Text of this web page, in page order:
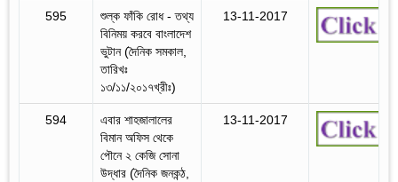
595
শুল্ক ফাঁকি রোধ - তথ্য
বিনিময় করবে বাংলাদেশ
ভুটান (দৈনিক সমকাল,
তারিখঃ
১৩/১১/২০১৭খ্রীঃ)
13-11-2017
594
এবার শাহজালালের
বিমান অফিস থেকে
পৌনে ২ কেজি সোনা
উদ্ধার (দৈনিক জনকন্ঠ,
13-11-2017